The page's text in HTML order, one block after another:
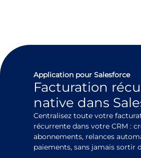
Application pour Salesforce
Facturation
native dans
Centralisez toute votre
récurrente dans votre CRM :
abonnements, relances
paiements, sans jamais sortir